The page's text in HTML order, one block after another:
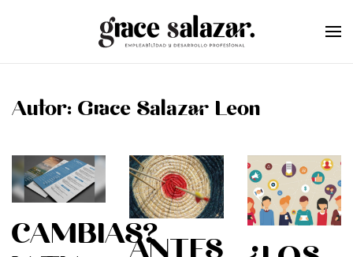
Skip to main content
Autor: Grace Salazar Leon
CAMBIAS?